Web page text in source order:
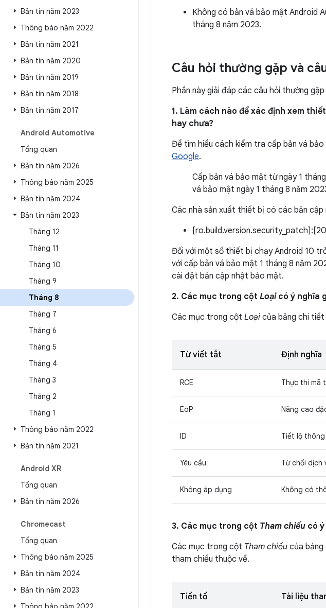
Bản tin năm 2023
Thông báo năm 2022
Bản tin năm 2021
Bản tin năm 2020
Bản tin năm 2019
Bản tin năm 2018
Bản tin năm 2017
Android Automotive
Tổng quan
Bản tin năm 2026
Thông báo năm 2025
Bản tin năm 2024
Bản tin năm 2023
Tháng 12
Tháng 11
Tháng 10
Tháng 9
Tháng 8
Tháng 7
Tháng 6
Tháng 5
Tháng 4
Tháng 3
Tháng 2
Tháng 1
Thông báo năm 2022
Bản tin năm 2021
Android XR
Tổng quan
Bản tin năm 2026
Chromecast
Tổng quan
Thông báo năm 2025
Bản tin năm 2024
Bản tin năm 2023
Không có bản vá bảo mật Android
tháng 8 năm 2023.
Câu hỏi thường gặp và
Phần này giải đáp các câu hỏi thường
1. Làm cách nào để xác định xem
hay chưa?
Để tìm hiểu cách kiểm tra cấp bản vá
Google.
Cấp bản vá bảo mật từ ngày 1
vá bảo mật ngày 1 tháng 8 năm
Các nhà sản xuất thiết bị có các bản
Đối với một số thiết bị chạy Android 10
với cấp bản vá bảo mật 1 tháng 8 năm
cài đặt bản cập nhật bảo mật.
2. Các mục trong cột Loạicó ý nghĩa
Các mục trong cột Loại của bảng chi tiết
Từ viết tắt Định nghĩa
RCE Thực thi mã
EoP Nâng cao
ID Tiết lộ
Yêu cầu Từ chối dịch
Không áp dụng Không có
3. Các mục trong cột Tham chiếu có
Các mục trong cột Tham chiếu của
tham chiếu thuộc về.
Tiền tố Tài liệu